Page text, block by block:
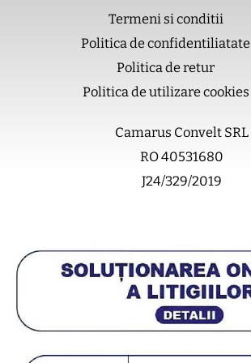
o
o
k
k
b
e
Termeni si conditii
Politica de confidentiliatate
Politica de retur
Politica de utilizare cookies
Camarus Convelt SRL
RO 40531680
J24/329/2019